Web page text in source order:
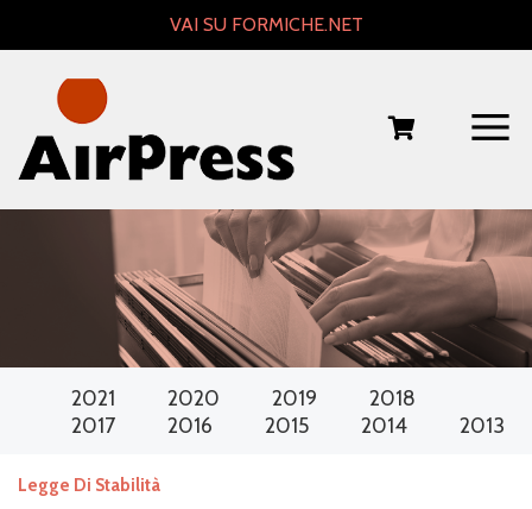
VAI SU FORMICHE.NET
2021 2020 2019
2018
2017
2016 2015 2014 2013
Legge Di Stabilità